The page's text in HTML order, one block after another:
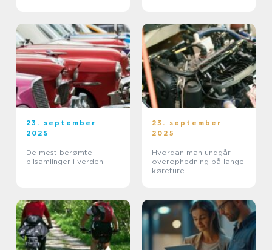
23. september
2025
De mest berømte
bilsamlinger i verden
23. september
2025
Hvordan man undgår
overophedning på lange
køreture